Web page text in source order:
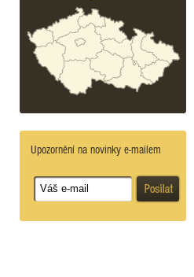
Upozornění na novinky e-mailem